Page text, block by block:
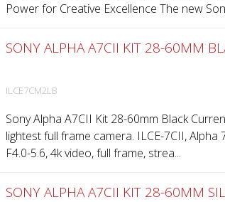
Power for Creative Excellence The new
SONY ALPHA A7CII KIT 28-60MM
ILCE7CM2LB
Sony Alpha A7CII Kit 28-60mm Black
lightest full frame camera. ILCE-7CII, Alpha
F4.0-5.6, 4k video, full frame, strea...
SONY ALPHA A7CII KIT 28-60MM